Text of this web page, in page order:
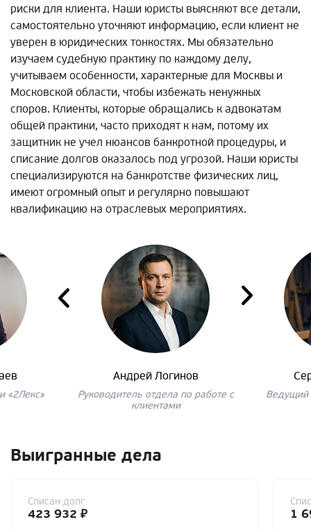
риски для клиента. Наши юристы выясняют все детали,
самостоятельно уточняют информацию, если клиент не
уверен в юридических тонкостях. Мы обязательно
изучаем судебную практику по каждому делу,
учитываем особенности, характерные для Москвы и
Московской области, чтобы избежать ненужных
споров. Клиенты, которые обращались к адвокатам
общей практики, часто приходят к нам, потому их
защитник не учел нюансов банкротной процедуры, и
списание долгов оказалось под угрозой. Наши юристы
специализируются на банкротстве физических лиц,
имеют огромный опыт и регулярно повышают
квалификацию на отраслевых мероприятиях.
«2Лекс»
Андрей Логинов
Руководитель отдела по работе с
клиентами
Ведущий
Выигранные дела
Списан долг
423 932 ₽ 1